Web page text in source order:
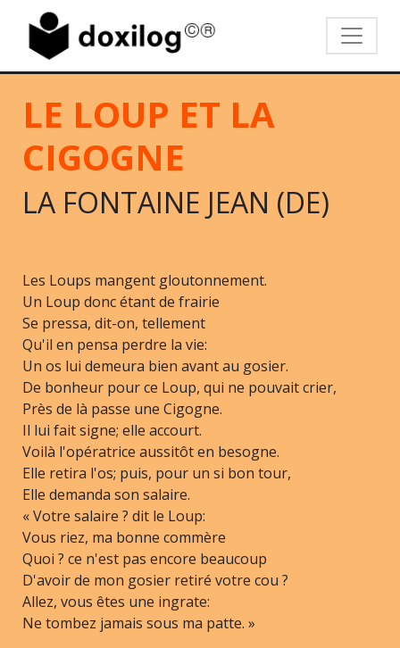
LE LOUP ET LA
CIGOGNE
LA FONTAINE JEAN (DE)
Les Loups mangent gloutonnement.
Un Loup donc étant de frairie
Se pressa, dit-on, tellement
Qu'il en pensa perdre la vie:
Un os lui demeura bien avant au gosier.
De bonheur pour ce Loup, qui ne pouvait crier,
Près de là passe une Cigogne.
Il lui fait signe; elle accourt.
Voilà l'opératrice aussitôt en besogne.
Elle retira l'os; puis, pour un si bon tour,
Elle demanda son salaire.
« Votre salaire ? dit le Loup:
Vous riez, ma bonne commère
Quoi ? ce n'est pas encore beaucoup
D'avoir de mon gosier retiré votre cou ?
Allez, vous êtes une ingrate:
Ne tombez jamais sous ma patte. »